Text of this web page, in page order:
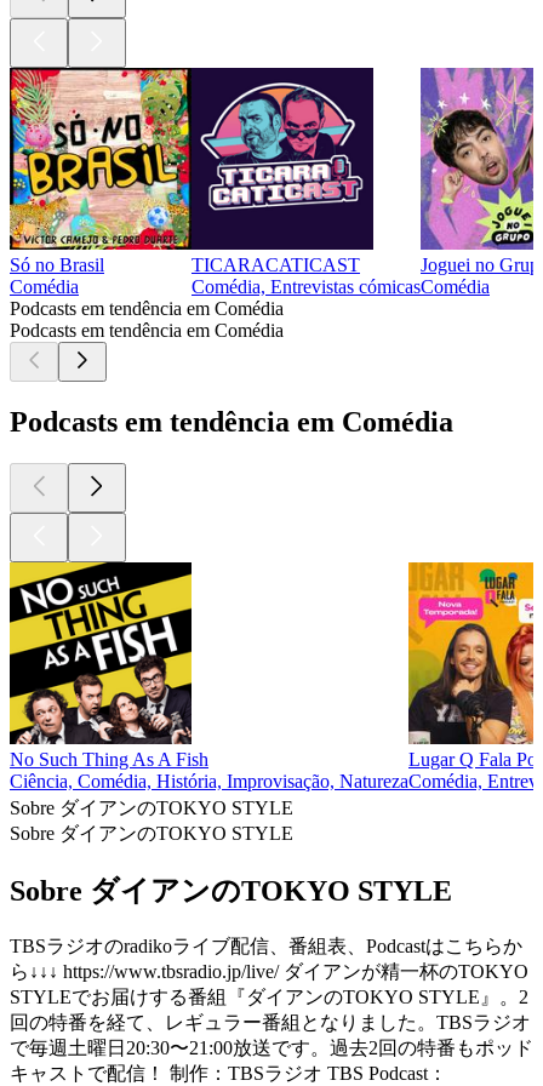
Só no Brasil
Comédia
TICARACATICAST
Comédia, Entrevistas cómicas
Joguei no
Comédia
Podcasts em tendência em Comédia
Podcasts em tendência em Comédia
Podcasts em tendência em Comédia
No Such Thing As A Fish
Ciência, Comédia, História, Improvisação, Natureza
Lugar Q Fala
Comédia,
Sobre ダイアンのTOKYO STYLE
Sobre ダイアンのTOKYO STYLE
Sobre ダイアンのTOKYO STYLE
TBSラジオのradikoライブ配信、番組表、Podcastはこちらか
ら↓↓↓ https://www.tbsradio.jp/live/ ダイアンが精一杯のTOKYO
STYLEでお届けする番組『ダイアンのTOKYO STYLE』。2
回の特番を経て、レギュラー番組となりました。TBSラジオ
で毎週土曜日20:30〜21:00放送です。過去2回の特番もポッド
キャストで配信！ 制作：TBSラジオ TBS Podcast：